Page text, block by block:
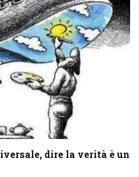
dire la verità è un